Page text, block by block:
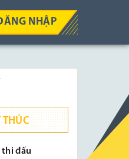
NHẬP
THÚC
thi đấu